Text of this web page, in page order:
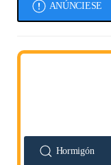
ANÚNCIESE
Hormigón